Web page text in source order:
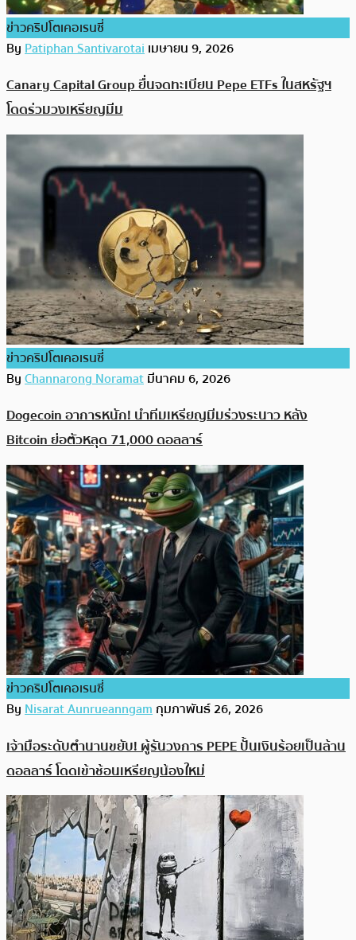
ข่าวคริปโตเคอเรนซี่
ByPatiphan Santivarotaiเมษายน 9, 2026
Canary Capital Group ยื่นจดทะเบียน Pepe ETFs ในสหรัฐฯ
โดดร่วมวงเหรียญมีม
ข่าวคริปโตเคอเรนซี่
ByChannarong Noramatมีนาคม 6, 2026
Dogecoin อาการหนัก! นำทีมเหรียญมีมร่วงระนาว หลัง
Bitcoin ย่อตัวหลุด 71,000 ดอลลาร์
ข่าวคริปโตเคอเรนซี่
ByNisarat Aunrueanngamกุมภาพันธ์ 26, 2026
เจ้ามือระดับตำนานขยับ! ผู้รันวงการ PEPE ปั้นเงินร้อยเป็นล้าน
ดอลลาร์ โดดเข้าช้อนเหรียญน้องใหม่